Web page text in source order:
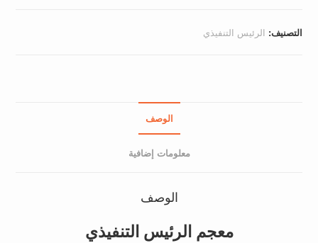
التصنيف: الرئيس التنفيذي
الوصف
معلومات إضافية
الوصف
معجم الرئيس التنفيذي